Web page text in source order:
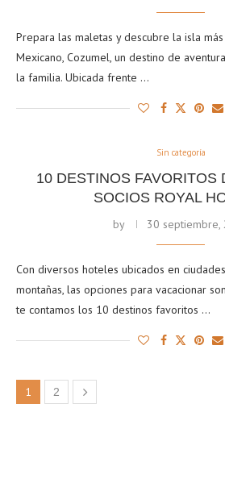
Prepara las maletas y descubre la isla
Mexicano, Cozumel, un destino de
la familia. Ubicada frente …
Sin categoría
10 DESTINOS FAVORITOS
SOCIOS ROYAL
by 30 septiembre,
Con diversos hoteles ubicados en
montañas, las opciones para vacacionar
te contamos los 10 destinos favoritos …
1 2